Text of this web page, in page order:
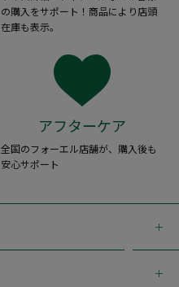
の購入をサポート！商品により店頭
在庫も表示。
アフターケア
全国のフォーエル店舗が、購入後も
安心サポート